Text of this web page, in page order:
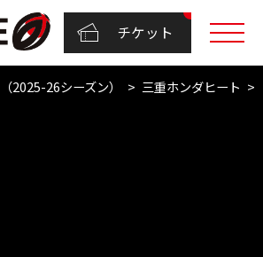
チケット
2025-26シーズン） 三重ホンダヒート